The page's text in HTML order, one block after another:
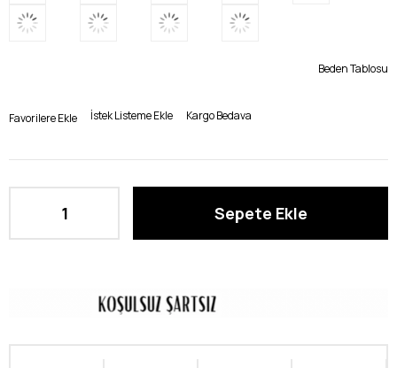
Beden Tablosu
Favorilere Ekle İstek Listeme Ekle Kargo Bedava